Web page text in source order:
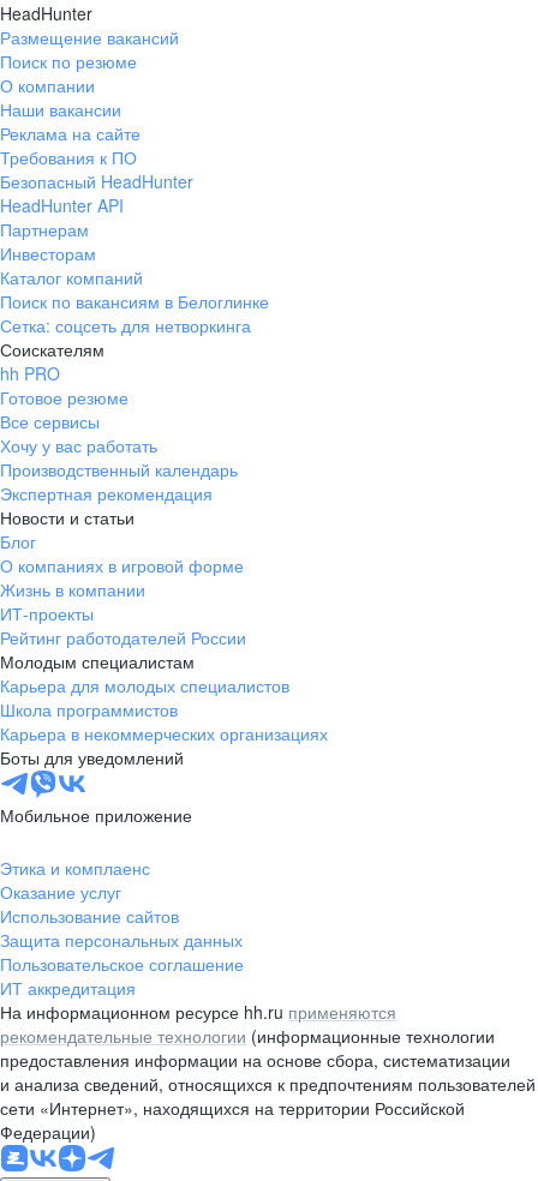
HeadHunter
Размещение вакансий
Поиск по резюме
О компании
Наши вакансии
Реклама на сайте
Требования к ПО
Безопасный HeadHunter
HeadHunter API
Партнерам
Инвесторам
Каталог компаний
Поиск по вакансиям в Белоглинке
Сетка: соцсеть для нетворкинга
Соискателям
hh PRO
Готовое резюме
Все сервисы
Хочу у вас работать
Производственный календарь
Экспертная рекомендация
Новости и статьи
Блог
О компаниях в игровой форме
Жизнь в компании
ИТ-проекты
Рейтинг работодателей России
Молодым специалистам
Карьера для молодых специалистов
Школа программистов
Карьера в некоммерческих организациях
Боты для уведомлений
Мобильное приложение
Этика и комплаенс
Оказание услуг
Использование сайтов
Защита персональных данных
Пользовательское соглашение
ИТ аккредитация
На информационном ресурсе hh.ru применяются
рекомендательные технологии (информационные технологии
предоставления информации на основе сбора, систематизации
и анализа сведений, относящихся к предпочтениям пользователей
сети «Интернет», находящихся на территории Российской
Федерации)